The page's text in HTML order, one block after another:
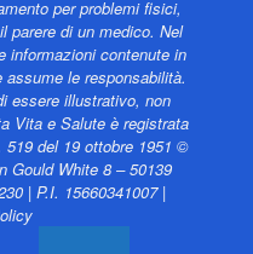
per problemi fisici,
parere di un medico. Nel
informazioni contenute in
le responsabilità.
essere illustrativo, non
Vita e Salute è registrata
519 del 19 ottobre 1951 ©
Gould White 8 – 50139
| P.I. 15660341007 |